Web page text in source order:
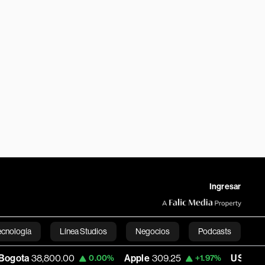
Ingresar
Línea Studios Negocios Podcasts
English
0.00% Apple 309.25 +1.97% USD COP 3,195.99